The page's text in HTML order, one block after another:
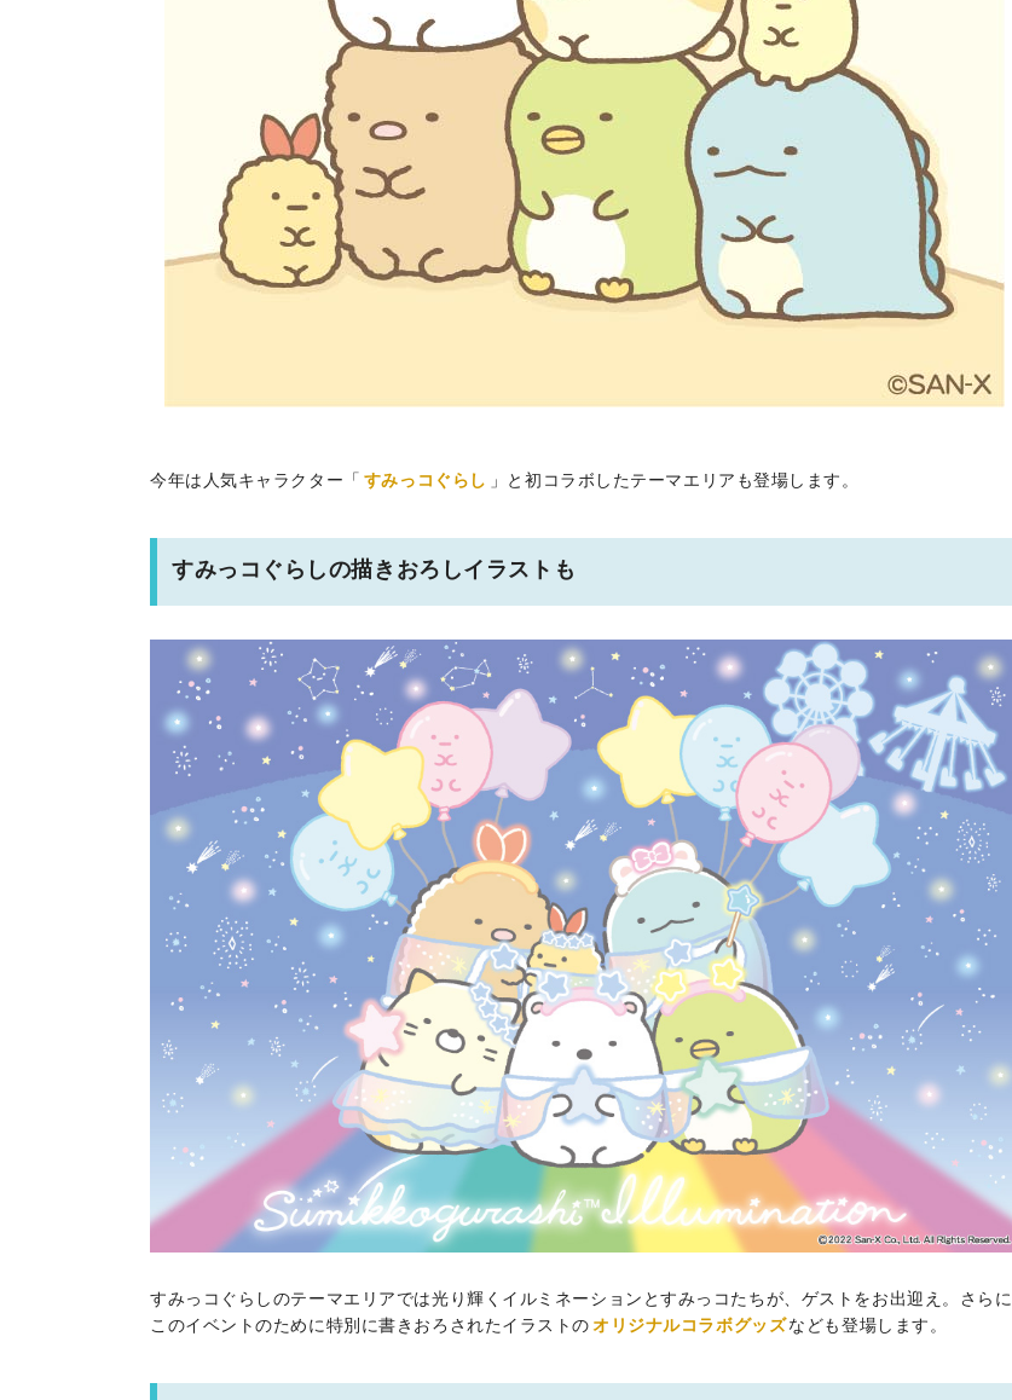
今年は人気キャラクター「 すみっコぐらし 」と初コラボしたテーマエリアも登場します。
すみっコぐらしの描きおろしイラストも
すみっコぐらしのテーマエリアでは光り輝くイルミネーションとすみっコたちが、ゲストをお出迎え。さらに
このイベントのために特別に書きおろされたイラストの オリジナルコラボグッズ なども登場します。